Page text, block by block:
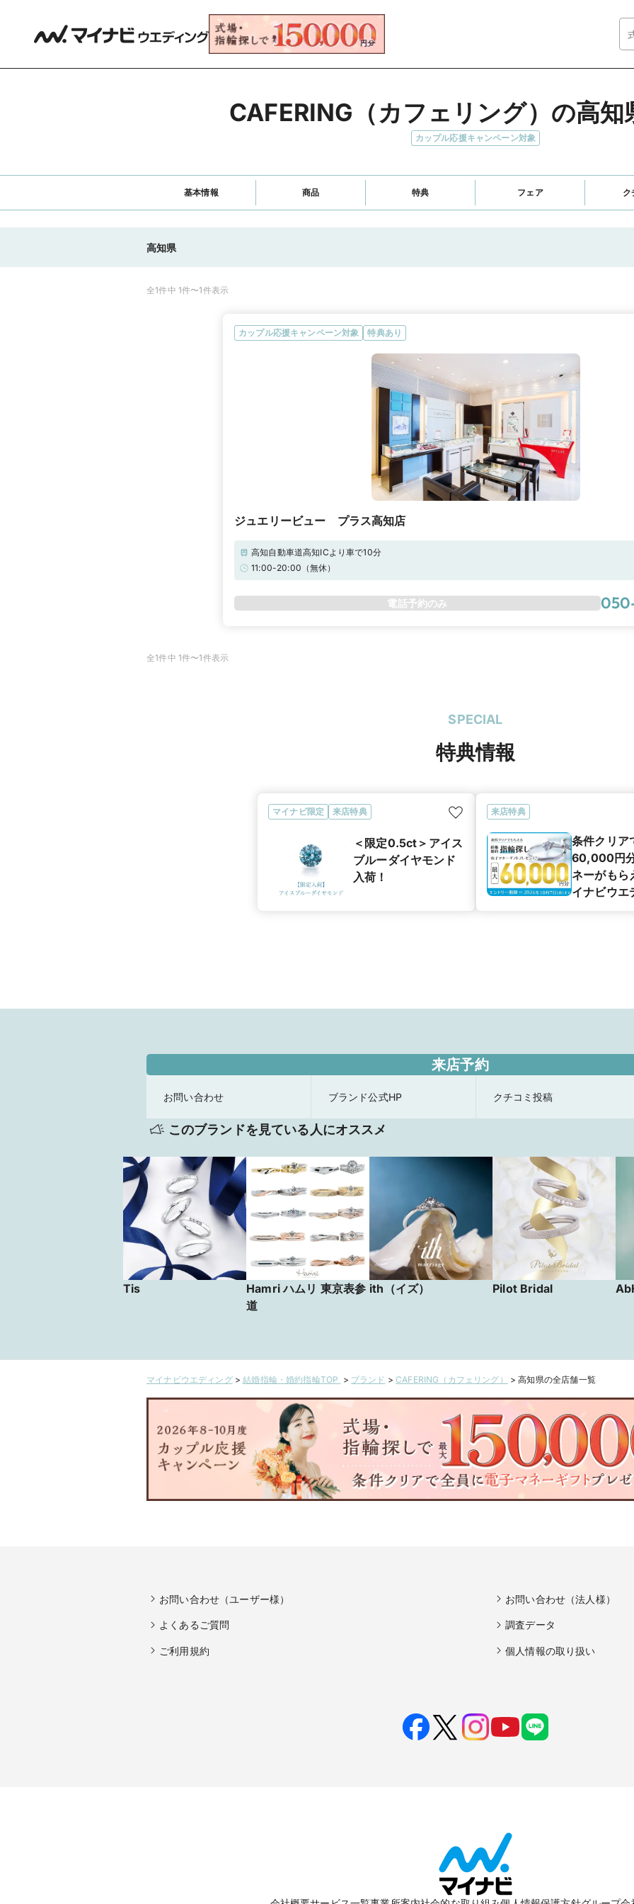
CAFERING（カフェリング）の高知
カップル応援キャンペーン対象
基本情報 商品 特典 フェア ク
高知県
全1件中 1件〜1件表示
カップル応援キャンペーン対象 特典あり
ジュエリービュー プラス高知店
高知自動車道高知ICより車で10分
11:00-20:00（無休）
電話予約のみ
全1件中 1件〜1件表示
SPECIAL
特典情報
マイナビ限定 来店特典
＜限定0.5ct＞アイス
ブルーダイヤモンド
入荷！
来店特典
条件クリア
60,000円
ネーがもら
イナビウエ
来店予約
お問い合わせ ブランド公式HP クチコミ投稿
このブランドを見ている人にオススメ
Tis
Hamri ハムリ 東京表参
道
ith（イズ） Pilot Bridal
マイナビウエディング>結婚指輪・婚約指輪TOP > ブランド >CAFERING（カフェリング） >高知県の全店舗一覧
お問い合わせ（ユーザー様） お問い合わせ（法人様）
よくあるご質問 調査データ
ご利用規約 個人情報の取り扱い